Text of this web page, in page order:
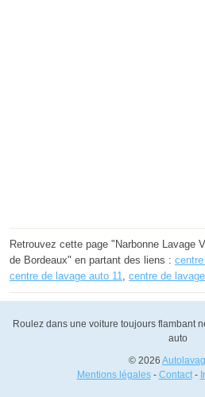
Retrouvez cette page "Narbonne Lavage
de Bordeaux" en partant des liens :
centre de lavage auto 11, centre de
Roulez dans une voiture toujours flambant
auto
© 2026
Mentions légales- Contact-